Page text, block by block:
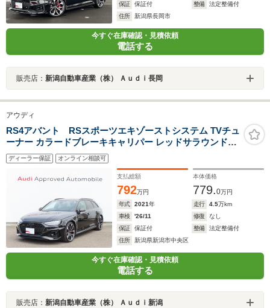
保証
保証付 整備
法定整備付
住所
新潟県長岡市
今すぐ在庫確認・見積依頼
電話する
販売店： 新潟自動車産業（株） Ａｕｄｉ長岡
アウディ
RS4アバント RSスポーツエキゾーストシステム TVチュ
ーナー カラードブレーキキャリパー レッドサラウンドビ
ューカメラ/パークアシストブラックAudi ringsパッケー
ジ ヘッドアップディスプレイ
ディーラー保証 オンライン相談可
支払総額
792万円
本体価格
779.0万円
年式
2021年 走行 4.5万km
車検
'26/11 修復
なし
保証
保証付 整備
法定整備付
住所
新潟県新潟市中央区
今すぐ在庫確認・見積依頼
電話する
販売店： 新潟自動車産業（株） Ａｕｄｉ新潟